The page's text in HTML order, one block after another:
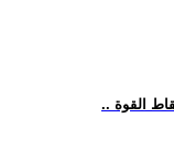
القوة